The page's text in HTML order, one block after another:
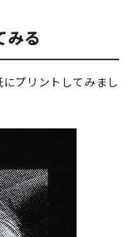
みる
プリントしてみまし